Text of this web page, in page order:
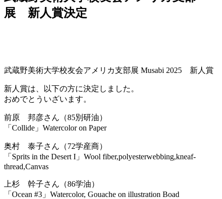
展 新人賞決定
武蔵野美術大学校友会アメリカ支部展 Musabi 2025 新人賞
新人賞は、以下の方に決定しました。
おめでとういざいます。
前原 邦彦さん（85別研油）
「Collide」Watercolor on Paper
奥村 泰子さん（72学産商）
「Sprits in the Desert I」Wool fiber,polyesterwebbing,kneaf-
thread,Canvas
上杉 幹子さん（86学油）
「Ocean #3」Watercolor, Gouache on illustration Boad